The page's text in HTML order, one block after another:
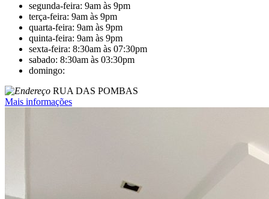
segunda-feira: 9am às 9pm
terça-feira: 9am às 9pm
quarta-feira: 9am às 9pm
quinta-feira: 9am às 9pm
sexta-feira: 8:30am às 07:30pm
sabado: 8:30am às 03:30pm
domingo:
RUA DAS POMBAS
Mais informações